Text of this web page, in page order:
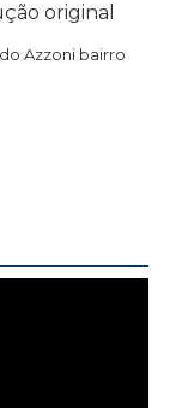
original
Azzoni bairro